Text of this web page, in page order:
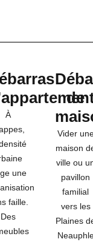
À
une
faille.
Des
de
Vider
maison
ville ou
pavillon
familial
vers les
Plaines